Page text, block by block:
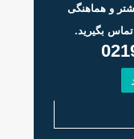
و هماهنگی
تماس بگیرید.